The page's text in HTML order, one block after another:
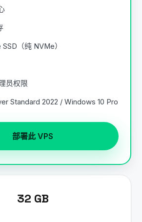
（纯 NVMe）
员权限
Standard 2022 / Windows 10 Pro
部署此 VPS
32 GB